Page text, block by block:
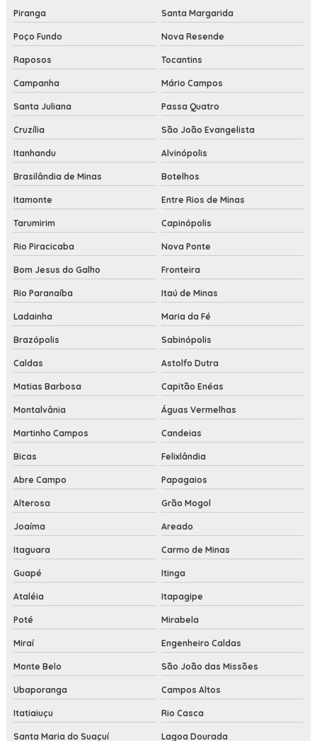
Piranga Santa Margarida
Poço Fundo Nova Resende
Raposos Tocantins
Campanha Mário Campos
Santa Juliana Passa Quatro
Cruzília São João Evangelista
Itanhandu Alvinópolis
Brasilândia de Minas Botelhos
Itamonte Entre Rios de Minas
Tarumirim Capinópolis
Rio Piracicaba Nova Ponte
Bom Jesus do Galho Fronteira
Rio Paranaíba Itaú de Minas
Ladainha Maria da Fé
Brazópolis Sabinópolis
Caldas Astolfo Dutra
Matias Barbosa Capitão Enéas
Montalvânia Águas Vermelhas
Martinho Campos Candeias
Bicas Felixlândia
Abre Campo Papagaios
Alterosa Grão Mogol
Joaíma Areado
Itaguara Carmo de Minas
Guapé Itinga
Ataléia Itapagipe
Poté Mirabela
Miraí Engenheiro Caldas
Monte Belo São João das Missões
Ubaporanga Campos Altos
Itatiaiuçu Rio Casca
Santa Maria do Suaçuí Lagoa Dourada